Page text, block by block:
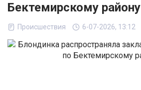
Бектемирскому району
Происшествия 6-07-2026, 13:12